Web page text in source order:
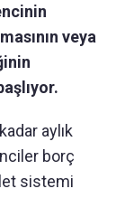
veya
aylık
borç
sistemi